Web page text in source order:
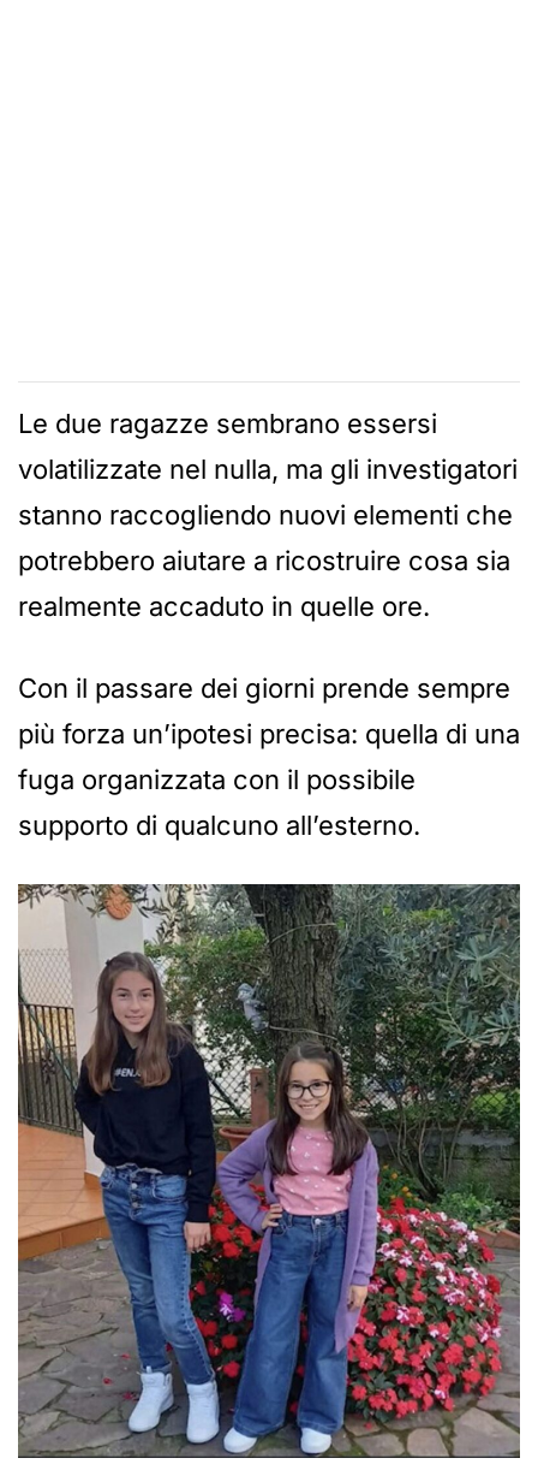
Le due ragazze sembrano essersi
volatilizzate nel nulla, ma gli investigatori
stanno raccogliendo nuovi elementi che
potrebbero aiutare a ricostruire cosa sia
realmente accaduto in quelle ore.
Con il passare dei giorni prende sempre
più forza un’ipotesi precisa: quella di una
fuga organizzata con il possibile
supporto di qualcuno all’esterno.